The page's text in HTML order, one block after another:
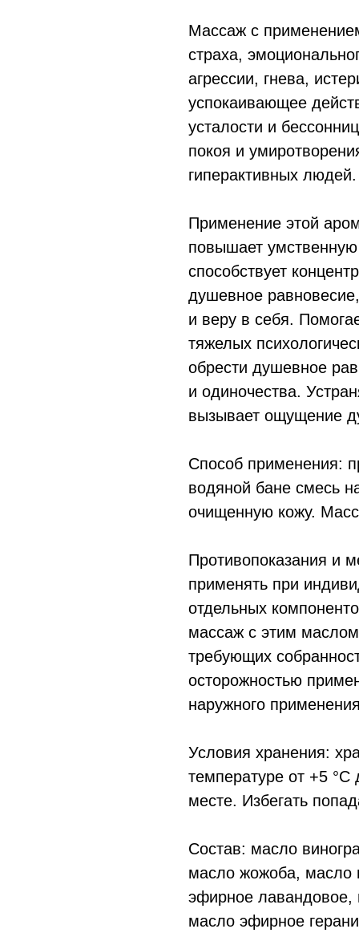
Массаж с
страха,
агрессии, гнева,
успокаивающее
усталости и
покоя и
гиперактивных людей.
Применение этой
повышает
способствует
душевное
и веру в себя.
тяжелых
обрести душевное
и одиночества.
вызывает ощущение
Способ применения:
водяной бане смесь
очищенную кожу.
Противопоказания и
применять при
отдельных
массаж с этим
требующих
осторожностью
наружного
Условия хранения:
температуре от +5
месте. Избегать
Состав: масло
масло жожоба, масло
эфирное
масло эфирное